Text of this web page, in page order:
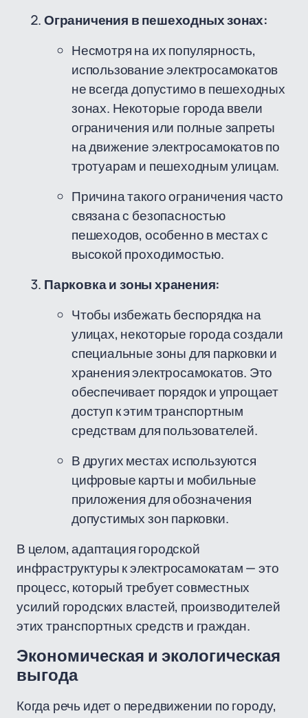
Ограничения в пешеходных зонах:
Несмотря на их популярность,
использование электросамокатов
не всегда допустимо в пешеходных
зонах. Некоторые города ввели
ограничения или полные запреты
на движение электросамокатов по
тротуарам и пешеходным улицам.
Причина такого ограничения часто
связана с безопасностью
пешеходов, особенно в местах с
высокой проходимостью.
Парковка и зоны хранения:
Чтобы избежать беспорядка на
улицах, некоторые города создали
специальные зоны для парковки и
хранения электросамокатов. Это
обеспечивает порядок и упрощает
доступ к этим транспортным
средствам для пользователей.
В других местах используются
цифровые карты и мобильные
приложения для обозначения
допустимых зон парковки.
В целом, адаптация городской
инфраструктуры к электросамокатам — это
процесс, который требует совместных
усилий городских властей, производителей
этих транспортных средств и граждан.
Экономическая и экологическая
выгода
Когда речь идет о передвижении по городу,